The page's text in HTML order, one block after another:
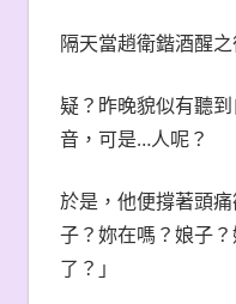
隔天當趙衛鍇酒醒
疑？昨晚貌似有聽
音，可是…人呢？
於是，他便撐著頭
子？妳在嗎？娘子
了？」